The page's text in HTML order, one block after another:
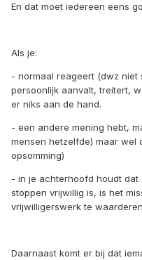
En dat moet iedereen eens
Als je:
- normaal reageert (dwz niet
persoonlijk aanvalt, treitert,
er niks aan de hand.
- een andere mening hebt,
mensen hetzelfde) maar wel
opsomming)
- in je achterhoofd houdt dat
stoppen vrijwillig is, is het
vrijwilligerswerk te
Daarnaast komt er bij dat